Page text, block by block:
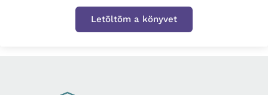
Letöltöm a könyvet